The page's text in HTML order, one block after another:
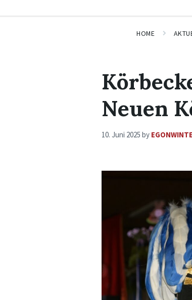
HOME
Neuen
10. Juni 2025 by